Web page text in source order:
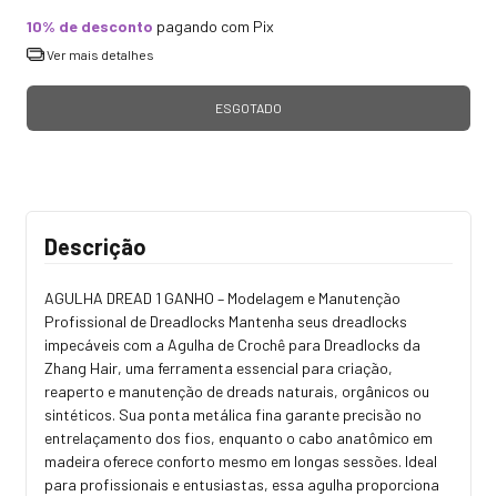
10% de desconto pagando com Pix
Ver mais detalhes
Descrição
AGULHA DREAD 1 GANHO – Modelagem e Manutenção
Profissional de Dreadlocks Mantenha seus dreadlocks
impecáveis com a Agulha de Crochê para Dreadlocks da
Zhang Hair, uma ferramenta essencial para criação,
reaperto e manutenção de dreads naturais, orgânicos ou
sintéticos. Sua ponta metálica fina garante precisão no
entrelaçamento dos fios, enquanto o cabo anatômico em
madeira oferece conforto mesmo em longas sessões. Ideal
para profissionais e entusiastas, essa agulha proporciona